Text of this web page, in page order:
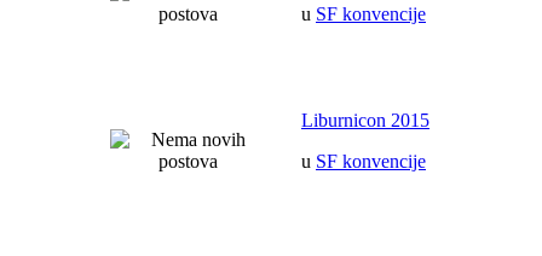
u SF konvencije
Liburnicon 2015
u SF konvencije